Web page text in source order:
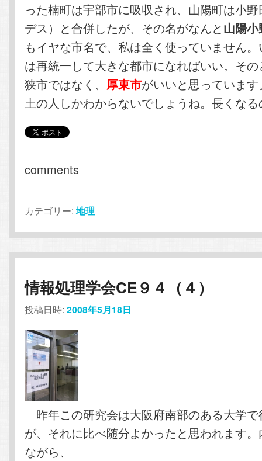
った楠町は宇部市に吸収され、山陽町は小
デス）と合併したが、その名がなんと山陽
もイヤな市名で、私は全く使っていません
は再統一して大きな都市になればいい。そ
狭市ではなく、 厚東市がいいと思っていま
土の人しかわからないでしょうね。長くな
comments
カテゴリー: 地理
情報処理学会CE９４（４）
投稿日時:2008年5月18日
昨年この研究会は大阪府南部のある大学
が、それに比べ随分よかったと思われます
ながら、